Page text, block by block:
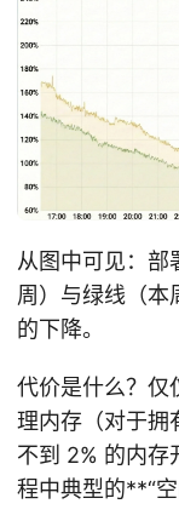
从图中可见：部
周）与绿线（本
的下降。
代价是什么？仅
理内存（对于拥
不到 2% 的内存
程中典型的**“